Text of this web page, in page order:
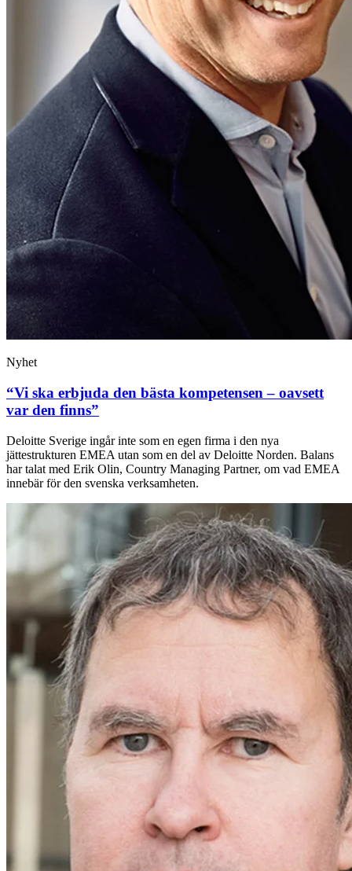
Nyhet
“Vi ska erbjuda den bästa kompetensen – oavsett
var den finns”
Deloitte Sverige ingår inte som en egen firma i den nya
jättestrukturen EMEA utan som en del av Deloitte Norden. Balans
har talat med Erik Olin, Country Managing Partner, om vad EMEA
innebär för den svenska verksamheten.